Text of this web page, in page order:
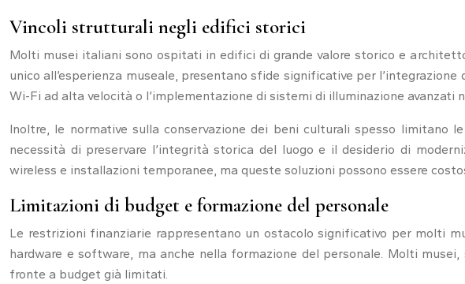
Vincoli strutturali negli edifici storici
Molti musei italiani sono ospitati in edifici di grande valore storico e
unico all’esperienza museale, presentano sfide significative per
Wi-Fi ad alta velocità o l’implementazione di sistemi di illuminazione avanzati
Inoltre, le normative sulla conservazione dei beni culturali spesso
necessità di preservare l’integrità storica del luogo e il desiderio di
wireless e installazioni temporanee, ma queste soluzioni possono essere
Limitazioni di budget e formazione del personale
Le restrizioni finanziarie rappresentano un ostacolo significativo per molti
hardware e software, ma anche nella formazione del personale. Molti
fronte a budget già limitati.